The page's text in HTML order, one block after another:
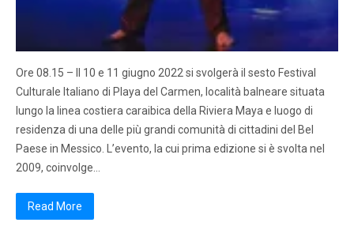
Ore 08.15 – Il 10 e 11 giugno 2022 si svolgerà il sesto Festival
Culturale Italiano di Playa del Carmen, località balneare situata
lungo la linea costiera caraibica della Riviera Maya e luogo di
residenza di una delle più grandi comunità di cittadini del Bel
Paese in Messico. L’evento, la cui prima edizione si è svolta nel
2009, coinvolge…
Read More